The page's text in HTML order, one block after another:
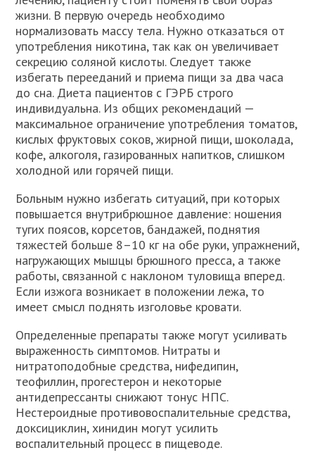
жизни. В первую очередь необходимо
нормализовать массу тела. Нужно отказаться от
употребления никотина, так как он увеличивает
секрецию соляной кислоты. Следует также
избегать перееданий и приема пищи за два часа
до сна. Диета пациентов с ГЭРБ строго
индивидуальна. Из общих рекомендаций —
максимальное ограничение употребления томатов,
кислых фруктовых соков, жирной пищи, шоколада,
кофе, алкоголя, газированных напитков, слишком
холодной или горячей пищи.
Больным нужно избегать ситуаций, при которых
повышается внутрибрюшное давление: ношения
тугих поясов, корсетов, бандажей, поднятия
тяжестей больше 8–10 кг на обе руки, упражнений,
нагружающих мышцы брюшного пресса, а также
работы, связанной с наклоном туловища вперед.
Если изжога возникает в положении лежа, то
имеет смысл поднять изголовье кровати.
Определенные препараты также могут усиливать
выраженность симптомов. Нитраты и
нитратоподобные средства, нифедипин,
теофиллин, прогестерон и некоторые
антидепрессанты снижают тонус НПС.
Нестероидные противовоспалительные средства,
доксициклин, хинидин могут усилить
воспалительный процесс в пищеводе.